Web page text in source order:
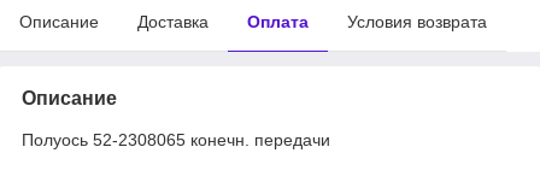
Описание Доставка Оплата Условия возврата
Описание
Полуось 52-2308065 конечн. передачи